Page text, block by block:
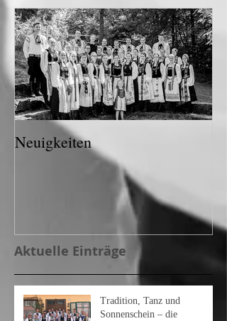
Neuigkeiten
Aktuelle Einträge
Tradition, Tanz und
Sonnenschein – die